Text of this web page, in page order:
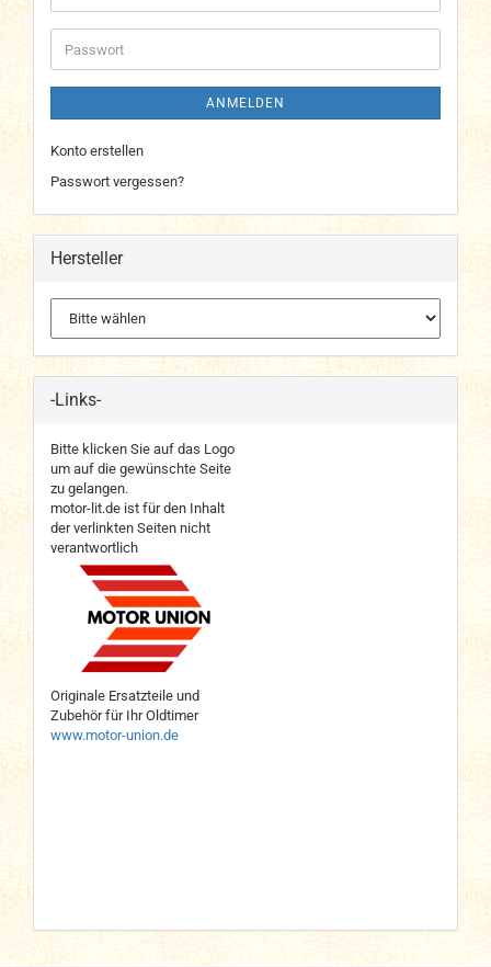
Mail-
Adresse
Passwort
ANMELDEN
Konto erstellen
Passwort vergessen?
Hersteller
-Links-
Bitte klicken Sie auf das Logo
um auf die gewünschte Seite
zu gelangen.
motor-lit.de ist für den Inhalt
der verlinkten Seiten nicht
verantwortlich
Originale Ersatzteile und
Zubehör für Ihr Oldtimer
www.motor-union.de